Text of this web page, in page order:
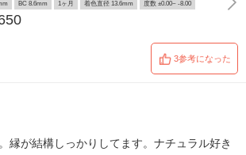
BC 8.6mm 1ヶ月 着色直径 13.6mm 度数 ±0.00~ -8.00
3参考になった
縁が結構しっかりしてます。ナチュラル好き